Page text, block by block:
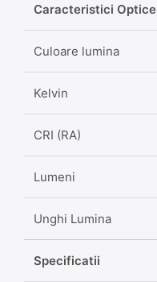
Caracteristici Optice
Culoare lumina
Kelvin
CRI (RA)
Lumeni
Unghi Lumina
Specificatii